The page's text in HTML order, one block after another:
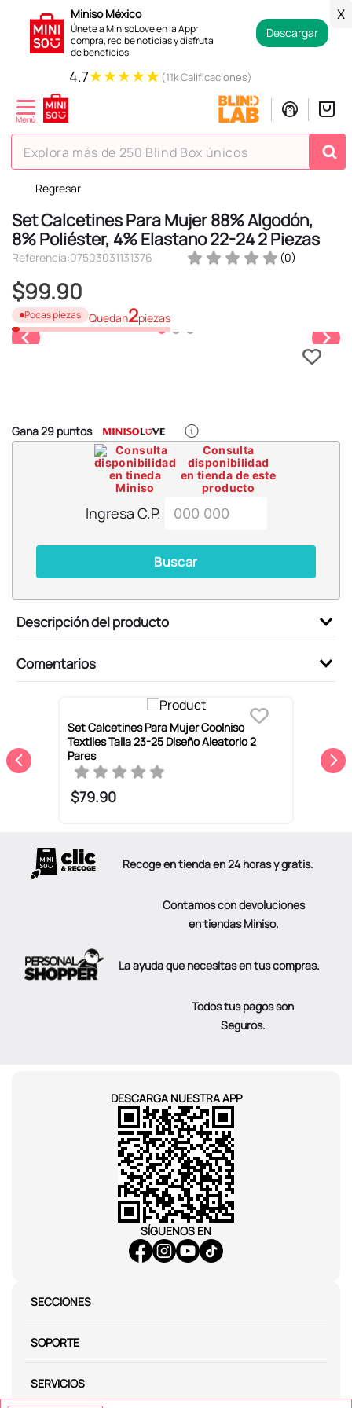
Miniso México
Únete a MinisoLove en la App:
compra, recibe noticias y disfruta
de beneficios.
Descargar
X
4.7★★★★★ (11k Calificaciones)
Explora más de 250 Blind Box únicos
Regresar
Set Calcetines Para Mujer 88% Algodón,
8% Poliéster, 4% Elastano 22-24 2 Piezas
Referencia:07503031131376 (0)
$99.90
Pocas piezas Quedan2piezas
Gana29 puntos
Consulta
disponibilidad
en tienda de este
producto
Ingresa C.P.
Buscar
Descripción del producto
Comentarios
Set Calcetines Para Mujer Coolniso
Textiles Talla 23-25 Diseño Aleatorio 2
Pares
$79.90
Recoge en tienda en 24 horas y gratis.
Contamos con devoluciones
en tiendas Miniso.
La ayuda que necesitas en tus compras.
Todos tus pagos son
Seguros.
DESCARGA NUESTRA APP
SÍGUENOS EN
SECCIONES
SOPORTE
SERVICIOS
TÉRMINOS MÁS BUSCADOS
1.
hello kitty
2.
spiderman
4.
osito cariñosito
5.
blind box
9.
chiikawas